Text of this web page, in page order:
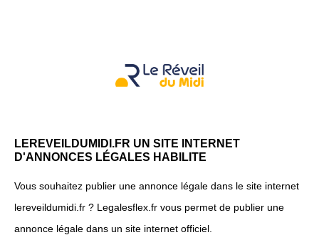
LEREVEILDUMIDI.FR UN SITE INTERNET
D'ANNONCES LÉGALES HABILITE
Vous souhaitez publier une annonce légale dans le site internet
lereveildumidi.fr ? Legalesflex.fr vous permet de publier une
annonce légale dans un site internet officiel.